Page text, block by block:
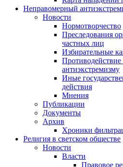
Неправомерный
Новости
Нормотворчество
Преследования
частных лиц
Избирательные
антиэкстремизму
Иные
действия
Мнения
Публикации
Документы
Архив
Хроники
Религия в светском обществе
Новости
Власти
Правовое